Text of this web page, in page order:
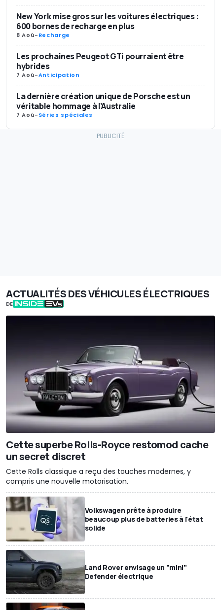
New York mise gros sur les voitures électriques :
600 bornes de recharge en plus
8 Aoû-Recharge
Les prochaines Peugeot GTi pourraient être
hybrides
7 Aoû-Anticipation
La dernière création unique de Porsche est un
véritable hommage à l’Australie
7 Aoû-Séries spéciales
ACTUALITÉS DES VÉHICULES ÉLECTRIQUES
DE
Cette superbe Rolls-Royce restomod cache
un secret discret
Cette Rolls classique a reçu des touches modernes, y
compris une nouvelle motorisation.
Volkswagen prête à produire
beaucoup plus de batteries à l'état
solide
Land Rover envisage un "mini"
Defender électrique